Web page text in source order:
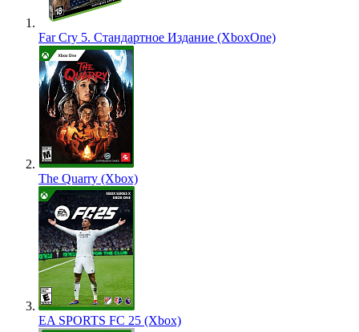
Far Cry 5. Стандартное Издание (XboxOne)
The Quarry (Xbox)
EA SPORTS FC 25 (Xbox)